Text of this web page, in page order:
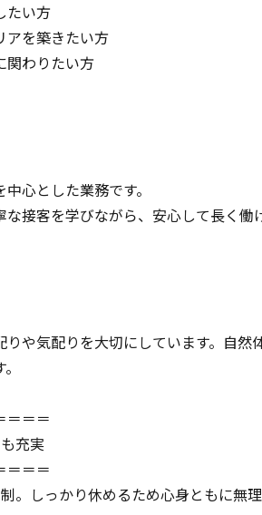
たい方
を築きたい方
わりたい方
心とした業務です。
接客を学びながら、安心して長く働
や気配りを大切にしています。自
＝＝＝
充実
＝＝＝
。しっかり休めるため心身ともに無